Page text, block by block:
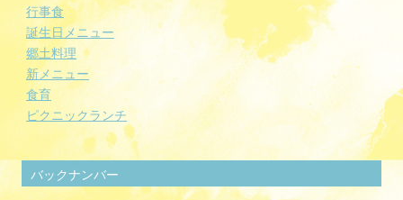
行事食
誕生日メニュー
郷土料理
新メニュー
食育
ピクニックランチ
バックナンバー